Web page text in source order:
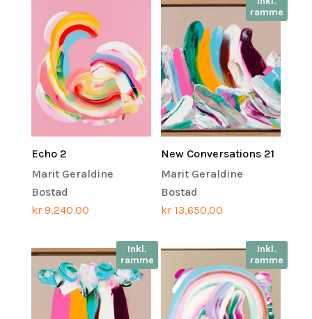
Echo 2
Marit Geraldine
Bostad
kr9,240.00
ramme
New Conversations 21
Marit Geraldine
Bostad
kr 13,650.00
Inkl.
ramme
Inkl.
ramme